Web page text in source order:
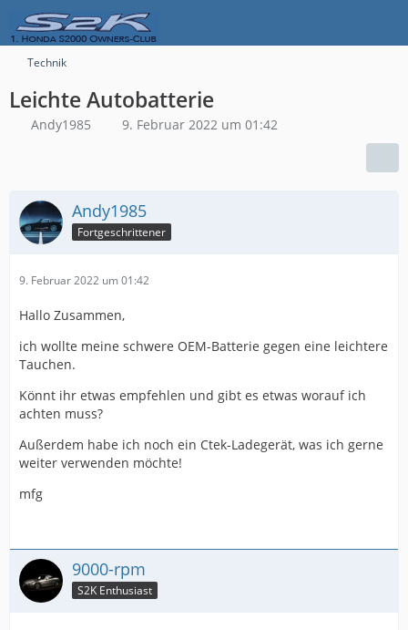
Technik
Leichte Autobatterie
Andy1985 9. Februar 2022 um 01:42
Andy1985
Fortgeschrittener
9. Februar 2022 um 01:42
Hallo Zusammen,
ich wollte meine schwere OEM-Batterie gegen eine leichtere
Tauchen.
Könnt ihr etwas empfehlen und gibt es etwas worauf ich
achten muss?
Außerdem habe ich noch ein Ctek-Ladegerät, was ich gerne
weiter verwenden möchte!
mfg
9000-rpm
S2K Enthusiast